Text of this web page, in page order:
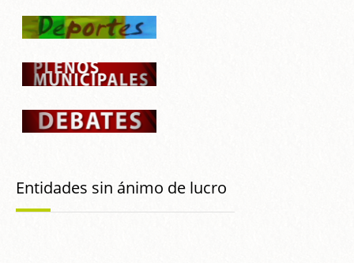
Entidades sin ánimo de lucro